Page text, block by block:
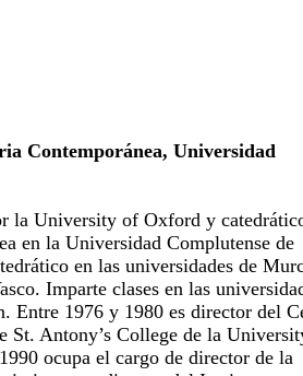
Contemporánea, Universidad
la University of Oxford y
en la Universidad Complutense de
en las universidades de
Imparte clases en las
Entre 1976 y 1980 es director del
St. Antony’s College de la
ocupa el cargo de director de la